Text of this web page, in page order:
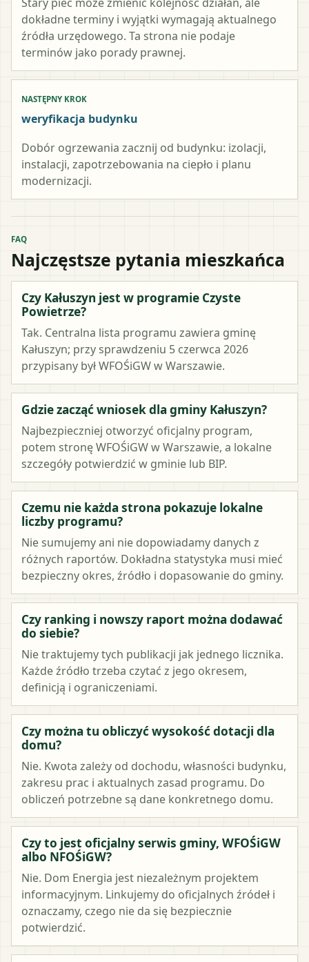
dokładne terminy i wyjątki wymagają aktualnego
źródła urzędowego. Ta strona nie podaje
terminów jako porady prawnej.
NASTĘPNY KROK
weryfikacja budynku
Dobór ogrzewania zacznij od budynku: izolacji,
instalacji, zapotrzebowania na ciepło i planu
modernizacji.
FAQ
Najczęstsze pytania mieszkańca
Czy Kałuszyn jest w programie Czyste
Powietrze?
Tak. Centralna lista programu zawiera gminę
Kałuszyn; przy sprawdzeniu 5 czerwca 2026
przypisany był WFOŚiGW w Warszawie.
Gdzie zacząć wniosek dla gminy Kałuszyn?
Najbezpieczniej otworzyć oficjalny program,
potem stronę WFOŚiGW w Warszawie, a lokalne
szczegóły potwierdzić w gminie lub BIP.
Czemu nie każda strona pokazuje lokalne
liczby programu?
Nie sumujemy ani nie dopowiadamy danych z
różnych raportów. Dokładna statystyka musi mieć
bezpieczny okres, źródło i dopasowanie do gminy.
Czy ranking i nowszy raport można dodawać
do siebie?
Nie traktujemy tych publikacji jak jednego licznika.
Każde źródło trzeba czytać z jego okresem,
definicją i ograniczeniami.
Czy można tu obliczyć wysokość dotacji dla
domu?
Nie. Kwota zależy od dochodu, własności budynku,
zakresu prac i aktualnych zasad programu. Do
obliczeń potrzebne są dane konkretnego domu.
Czy to jest oficjalny serwis gminy, WFOŚiGW
albo NFOŚiGW?
Nie. Dom Energia jest niezależnym projektem
informacyjnym. Linkujemy do oficjalnych źródeł i
oznaczamy, czego nie da się bezpiecznie
potwierdzić.